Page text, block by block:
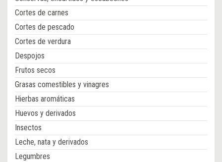
Cortes de carnes
Cortes de pescado
Cortes de verdura
Despojos
Frutos secos
Grasas comestibles y vinagres
Hierbas aromáticas
Huevos y derivados
Insectos
Leche, nata y derivados
Legumbres